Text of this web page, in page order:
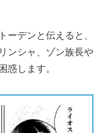
ーデンと伝えると、
ンシャ、ゾン族長や
惑します。